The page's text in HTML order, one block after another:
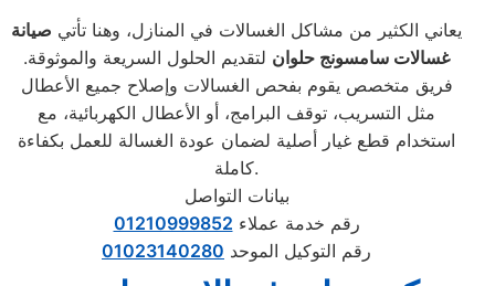
يعاني الكثير من مشاكل الغسالات في المنازل، وهنا تأتي صيانة
غسالات سامسونج حلوان لتقديم الحلول السريعة والموثوقة.
فريق متخصص يقوم بفحص الغسالات وإصلاح جميع الأعطال
مثل التسريب، توقف البرامج، أو الأعطال الكهربائية، مع
استخدام قطع غيار أصلية لضمان عودة الغسالة للعمل بكفاءة
كاملة.
بيانات التواصل
رقم خدمة عملاء 01210999852
رقم التوكيل الموحد 01023140280